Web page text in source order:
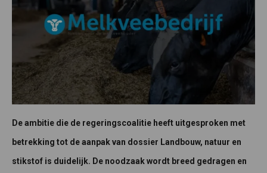
De ambitie die de regeringscoalitie heeft uitgesproken met
betrekking tot de aanpak van dossier Landbouw, natuur en
stikstof is duidelijk. De noodzaak wordt breed gedragen en